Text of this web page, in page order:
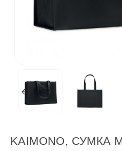
KAIMONO, СУМКА